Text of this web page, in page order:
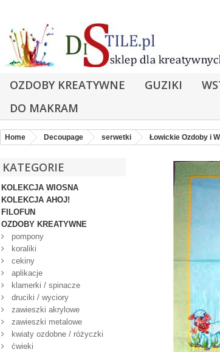
OZDOBY KREATYWNE GUZIKI
DO MAKRAM
Home Decoupage serwetki Łowickie Ozdoby i
KATEGORIE
KOLEKCJA WIOSNA
KOLEKCJA AHOJ!
FILOFUN
OZDOBY KREATYWNE
pompony
koraliki
cekiny
aplikacje
klamerki / spinacze
druciki / wyciory
zawieszki akrylowe
zawieszki metalowe
kwiaty ozdobne / różyczki
ćwieki